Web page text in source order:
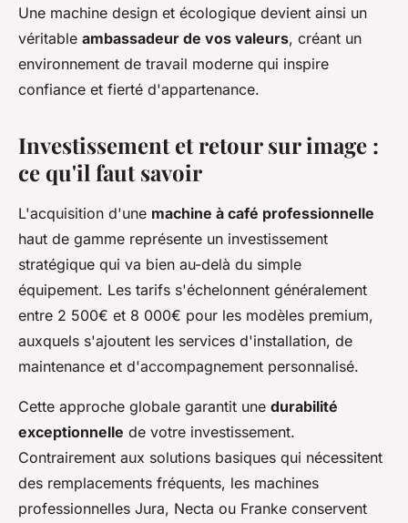
Une machine design et écologique devient ainsi un
véritable ambassadeur de vos valeurs, créant un
environnement de travail moderne qui inspire
confiance et fierté d'appartenance.
Investissement et retour sur image :
ce qu'il faut savoir
L'acquisition d'une machine à café professionnelle
haut de gamme représente un investissement
stratégique qui va bien au-delà du simple
équipement. Les tarifs s'échelonnent généralement
entre 2 500€ et 8 000€ pour les modèles premium,
auxquels s'ajoutent les services d'installation, de
maintenance et d'accompagnement personnalisé.
Cette approche globale garantit une durabilité
exceptionnelle de votre investissement.
Contrairement aux solutions basiques qui nécessitent
des remplacements fréquents, les machines
professionnelles Jura, Necta ou Franke conservent